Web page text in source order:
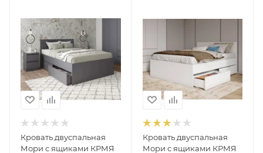
Кровать двуспальная
Мори с ящиками КРМЯ
Кровать двуспальная
Мори с ящиками КРМЯ